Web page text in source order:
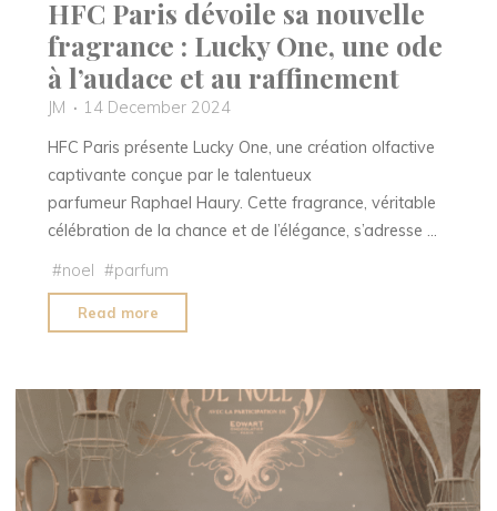
HFC Paris dévoile sa nouvelle
fragrance : Lucky One, une ode
à l’audace et au raffinement
JM
14 December 2024
HFC Paris présente Lucky One, une création olfactive
captivante conçue par le talentueux
parfumeur Raphael Haury. Cette fragrance, véritable
célébration de la chance et de l’élégance, s’adresse …
#noel #parfum
Read more
Paris
sa
nouvelle
fragrance